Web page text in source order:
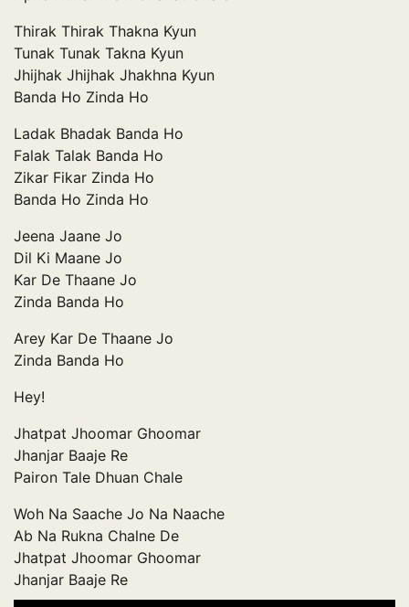
Thirak Thirak Thakna Kyun
Tunak Tunak Takna Kyun
Jhijhak Jhijhak Jhakhna Kyun
Banda Ho Zinda Ho
Ladak Bhadak Banda Ho
Falak Talak Banda Ho
Zikar Fikar Zinda Ho
Banda Ho Zinda Ho
Jeena Jaane Jo
Dil Ki Maane Jo
Kar De Thaane Jo
Zinda Banda Ho
Arey Kar De Thaane Jo
Zinda Banda Ho
Hey!
Jhatpat Jhoomar Ghoomar
Jhanjar Baaje Re
Pairon Tale Dhuan Chale
Woh Na Saache Jo Na Naache
Ab Na Rukna Chalne De
Jhatpat Jhoomar Ghoomar
Jhanjar Baaje Re